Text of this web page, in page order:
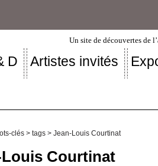
Un site de découvertes de
D Artistes invités
clés > tags > Jean-Louis Courtinat
Courtinat